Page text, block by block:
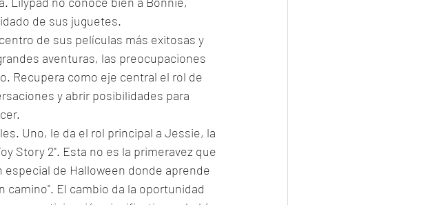
de sus juguetes.
de sus películas más exitosas y
aventuras, las preocupaciones
Recupera como eje central el rol de
y abrir posibilidades para
Uno, le da el rol principal a Jessie, la
Story 2". Esta no es la primeravez que
especial de Halloween donde aprende
El cambio da la oportunidad